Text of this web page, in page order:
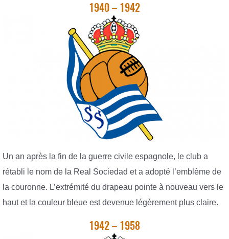
1940 – 1942
Un an après la fin de la guerre civile espagnole, le club a
rétabli le nom de la Real Sociedad et a adopté l’emblème de
la couronne. L’extrémité du drapeau pointe à nouveau vers le
haut et la couleur bleue est devenue légèrement plus claire.
1942 – 1958